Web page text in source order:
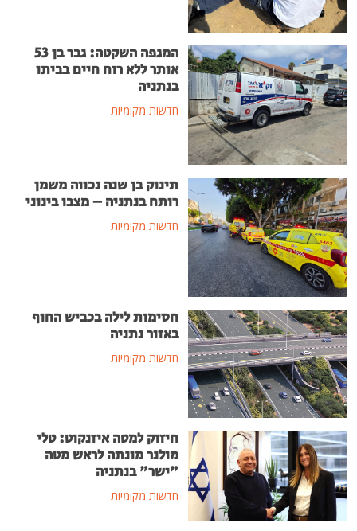
המגפה השקטה: גבר בן 53
אותר ללא רוח חיים בביתו
בנתניה
חדשות מקומיות
תינוק בן שנה נכווה משמן
רותח בנתניה – מצבו בינוני
חדשות מקומיות
חסימות לילה בכביש החוף
באזור נתניה
חדשות מקומיות
חיזוק למטה איזנקוט: טלי
מולנר מונתה לראש מטה
"ישר" בנתניה
חדשות מקומיות